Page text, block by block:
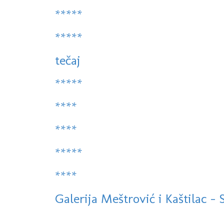
*****
*****
tečaj
*****
****
****
*****
****
Galerija Meštrović i Kaštilac -